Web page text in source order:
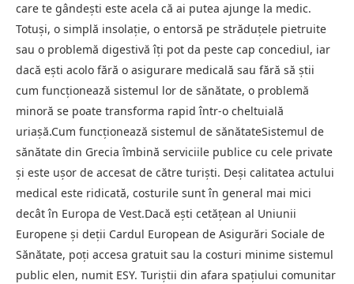
care te gândești este acela că ai putea ajunge la medic.
Totuși, o simplă insolație, o entorsă pe străduțele pietruite
sau o problemă digestivă îți pot da peste cap concediul, iar
dacă ești acolo fără o asigurare medicală sau fără să știi
cum funcționează sistemul lor de sănătate, o problemă
minoră se poate transforma rapid într-o cheltuială
uriașă.Cum funcționează sistemul de sănătateSistemul de
sănătate din Grecia îmbină serviciile publice cu cele private
și este ușor de accesat de către turiști. Deși calitatea actului
medical este ridicată, costurile sunt în general mai mici
decât în Europa de Vest.Dacă ești cetățean al Uniunii
Europene și deții Cardul European de Asigurări Sociale de
Sănătate, poți accesa gratuit sau la costuri minime sistemul
public elen, numit ESY. Turiștii din afara spațiului comunitar